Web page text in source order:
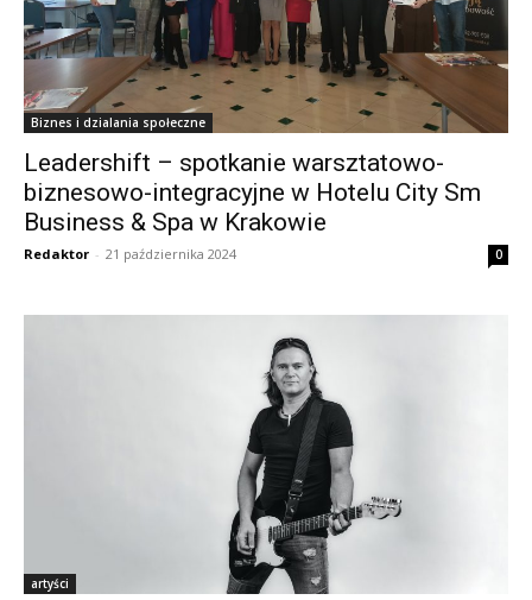
Biznes i dzialania społeczne
Leadershift – spotkanie warsztatowo-
biznesowo-integracyjne w Hotelu City Sm
Business & Spa w Krakowie
Redaktor - 21 października 2024 0
artyści